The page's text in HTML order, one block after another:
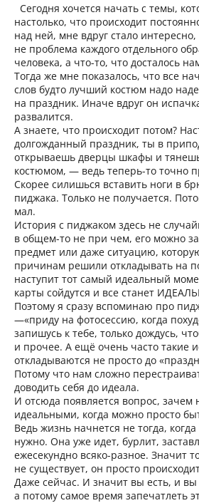
Сегодня хочется начать с темы,
настолько, что происходит
над ней, мне вдруг стало интересно,
не проблема каждого отдельного
человека, а что-то, что досталось
Тогда же мне показалось, что все
слов будто лучший костюм надо
на праздник. Иначе вдруг он
развалится.
А знаете, что происходит потом?
долгожданный праздник, ты в
открываешь дверцы шкафы и
костюмом, — ведь теперь-то точно
Скорее силишься вставить ноги в
пиджака. Только не получается.
мал.
История с пиджаком здесь не
в общем-то не при чем, его можно
предмет или даже ситуацию,
причинам решили откладывать на
наступит тот самый идеальный
карты сойдутся и все станет
Поэтому я сразу вспоминаю про
—«приду на фотосессию, когда
запишусь к тебе, только дождусь,
и прочее. А ещё очень часто такие
откладываются не просто до
Потому что нам сложно
доводить себя до идеала.
И отсюда появляется вопрос, зачем
идеальными, когда можно просто
Ведь жизнь начнется не тогда,
нужно. Она уже идет, бурлит,
ежесекундно всяко-разное. Значит
не существует, он просто
Даже сейчас. И значит вы есть, и
а потому самое время запечатлеть